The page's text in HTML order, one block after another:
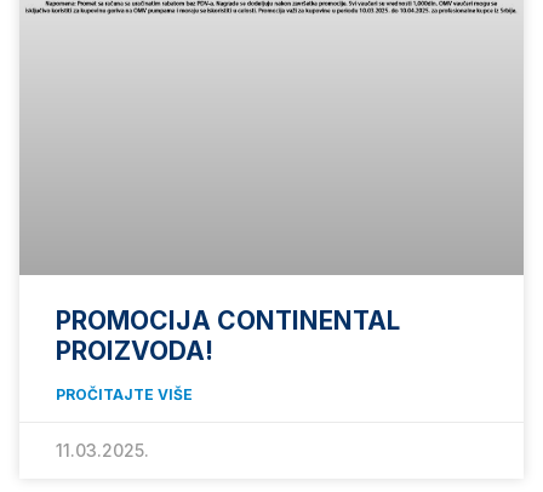
PROMOCIJA CONTINENTAL
PROIZVODA!
PROČITAJTE VIŠE
11.03.2025.